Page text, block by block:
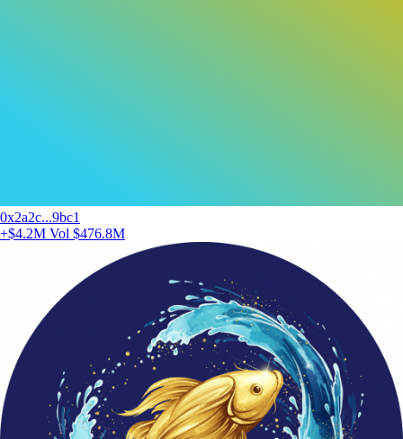
0x2a2c...9bc1
+$4.2M Vol $476.8M